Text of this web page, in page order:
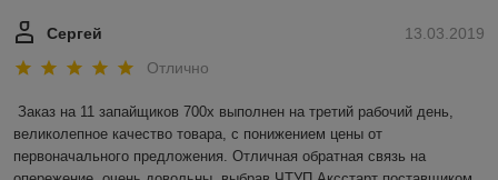
13.03.2019
Сергей
Отлично
Заказ на 11 запайщиков 700х выполнен на третий рабочий день,
великолепное качество товара, с понижением цены от
первоначального предложения. Отличная обратная связь на